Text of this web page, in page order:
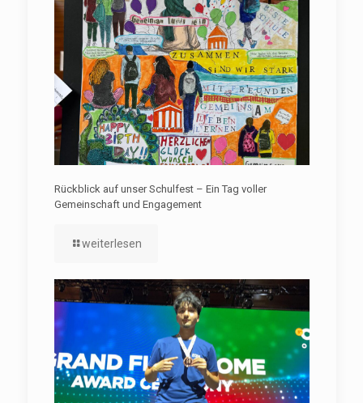
Rückblick auf unser Schulfest – Ein Tag voller
Gemeinschaft und Engagement
weiterlesen